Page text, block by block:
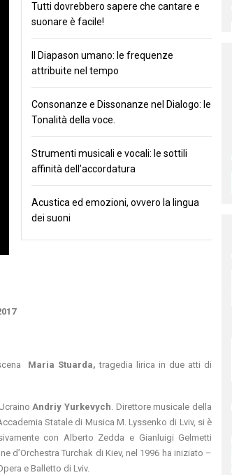
Tutti dovrebbero sapere che cantare e
suonare è facile!
Il Diapason umano: le frequenze
attribuite nel tempo
Consonanze e Dissonanze nel Dialogo: le
Tonalità della voce.
Strumenti musicali e vocali: le sottili
affinità dell’accordatura
Acustica ed emozioni, ovvero la lingua
dei suoni
Maria Stuarda,tragedia lirica in due atti di
Andriy Yurkevych. Direttore musicale della
Statale di Musica M. Lyssenko di Lviv, si è
con Alberto Zedda e Gianluigi Gelmetti
d’Orchestra Turchak di Kiev, nel 1996 ha iniziato –
e Balletto di Lviv.